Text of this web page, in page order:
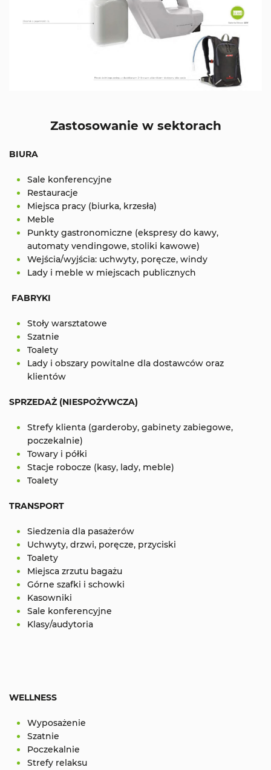
Zastosowanie w sektorach
BIURA
Sale konferencyjne
Restauracje
Miejsca pracy (biurka, krzesła)
Meble
Punkty gastronomiczne (ekspresy do kawy,
automaty vendingowe, stoliki kawowe)
Wejścia/wyjścia: uchwyty, poręcze, windy
Lady i meble w miejscach publicznych
FABRYKI
Stoły warsztatowe
Szatnie
Toalety
Lady i obszary powitalne dla dostawców oraz
klientów
SPRZEDAŻ (NIESPOŻYWCZA)
Strefy klienta (garderoby, gabinety zabiegowe,
poczekalnie)
Towary i półki
Stacje robocze (kasy, lady, meble)
Toalety
TRANSPORT
Siedzenia dla pasażerów
Uchwyty, drzwi, poręcze, przyciski
Toalety
Miejsca zrzutu bagażu
Górne szafki i schowki
Kasowniki
Sale konferencyjne
Klasy/audytoria
WELLNESS
Wyposażenie
Szatnie
Poczekalnie
Strefy relaksu